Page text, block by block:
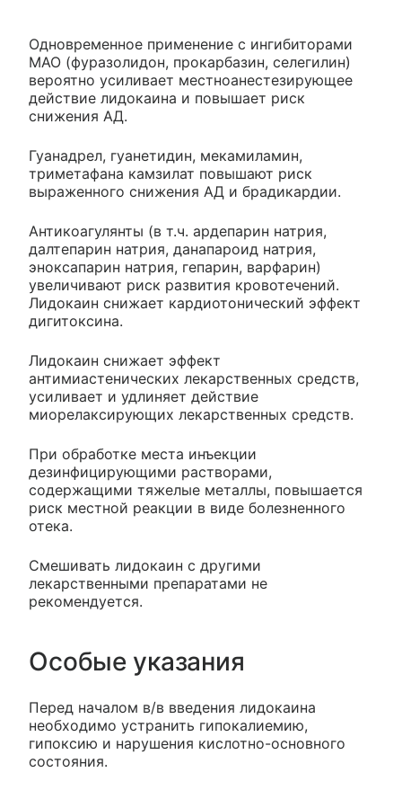
Одновременное применение с ингибиторами
МАО (фуразолидон, прокарбазин, селегилин)
вероятно усиливает местноанестезирующее
действие лидокаина и повышает риск
снижения АД.
Гуанадрел, гуанетидин, мекамиламин,
триметафана камзилат повышают риск
выраженного снижения АД и брадикардии.
Антикоагулянты (в т.ч. ардепарин натрия,
далтепарин натрия, данапароид натрия,
эноксапарин натрия, гепарин, варфарин)
увеличивают риск развития кровотечений.
Лидокаин снижает кардиотонический эффект
дигитоксина.
Лидокаин снижает эффект
антимиастенических лекарственных средств,
усиливает и удлиняет действие
миорелаксирующих лекарственных средств.
При обработке места инъекции
дезинфицирующими растворами,
содержащими тяжелые металлы, повышается
риск местной реакции в виде болезненного
отека.
Смешивать лидокаин с другими
лекарственными препаратами не
рекомендуется.
Особые указания
Перед началом в/в введения лидокаина
необходимо устранить гипокалиемию,
гипоксию и нарушения кислотно-основного
состояния.